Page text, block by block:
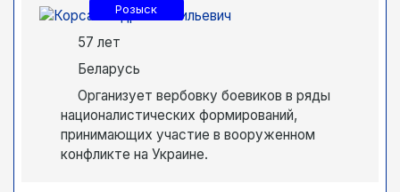
Розыск
57 лет
Беларусь
Организует вербовку боевиков в ряды
националистических формирований,
принимающих участие в вооруженном
конфликте на Украине.